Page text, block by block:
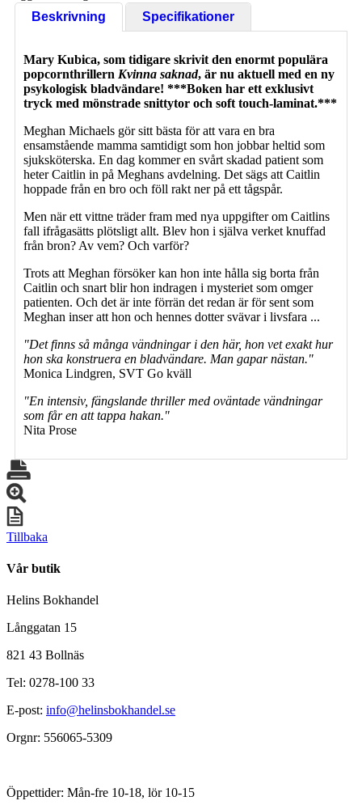
Beskrivning
Specifikationer
Mary Kubica, som tidigare skrivit den enormt populära
popcornthrillern Kvinna saknad, är nu aktuell med en ny
psykologisk bladvändare! ***Boken har ett exklusivt
tryck med mönstrade snittytor och soft touch-laminat.***
Meghan Michaels gör sitt bästa för att vara en bra
ensamstående mamma samtidigt som hon jobbar heltid som
sjuksköterska. En dag kommer en svårt skadad patient som
heter Caitlin in på Meghans avdelning. Det sägs att Caitlin
hoppade från en bro och föll rakt ner på ett tågspår.
Men när ett vittne träder fram med nya uppgifter om Caitlins
fall ifrågasätts plötsligt allt. Blev hon i själva verket knuffad
från bron? Av vem? Och varför?
Trots att Meghan försöker kan hon inte hålla sig borta från
Caitlin och snart blir hon indragen i mysteriet som omger
patienten. Och det är inte förrän det redan är för sent som
Meghan inser att hon och hennes dotter svävar i livsfara ...
"Det finns så många vändningar i den här, hon vet exakt hur
hon ska konstruera en bladvändare. Man gapar nästan."
Monica Lindgren, SVT Go kväll
"En intensiv, fängslande thriller med oväntade vändningar
som får en att tappa hakan."
Nita Prose
Tillbaka
Vår butik
Helins Bokhandel
Långgatan 15
821 43 Bollnäs
Tel: 0278-100 33
E-post: info@helinsbokhandel.se
Orgnr: 556065-5309
Öppettider: Mån-fre 10-18, lör 10-15